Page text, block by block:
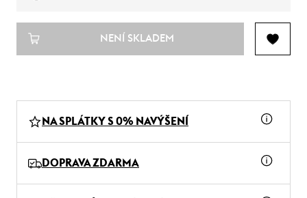
NENÍ SKLADEM
NA SPLÁTKY S 0% NAVÝŠENÍ
DOPRAVA ZDARMA